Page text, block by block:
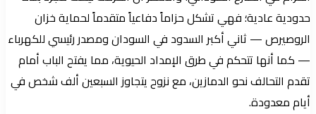
حدودية عادية؛ فهي تشكل حزاماً دفاعياً متقدماً لحماية خزان
الروصيرص — ثاني أكبر السدود في السودان ومصدر رئيسي للكهرباء
— كما أنها تتحكم في طرق الإمداد الحيوية، مما يفتح الباب أمام
تقدم التحالف نحو الدمازين، مع نزوح يتجاوز السبعين ألف شخص في
أيام معدودة.